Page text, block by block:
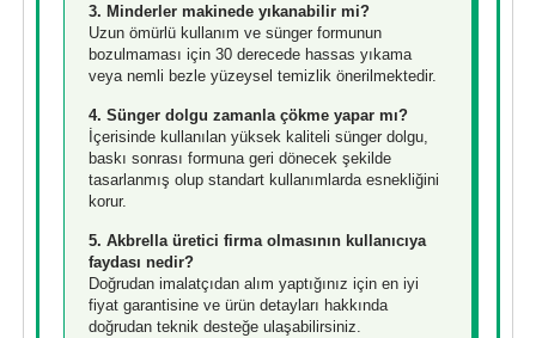
3. Minderler makinede yıkanabilir mi?
Uzun ömürlü kullanım ve sünger formunun
bozulmaması için 30 derecede hassas yıkama
veya nemli bezle yüzeysel temizlik önerilmektedir.
4. Sünger dolgu zamanla çökme yapar mı?
İçerisinde kullanılan yüksek kaliteli sünger dolgu,
baskı sonrası formuna geri dönecek şekilde
tasarlanmış olup standart kullanımlarda esnekliğini
korur.
5. Akbrella üretici firma olmasının kullanıcıya
faydası nedir?
Doğrudan imalatçıdan alım yaptığınız için en iyi
fiyat garantisine ve ürün detayları hakkında
doğrudan teknik desteğe ulaşabilirsiniz.